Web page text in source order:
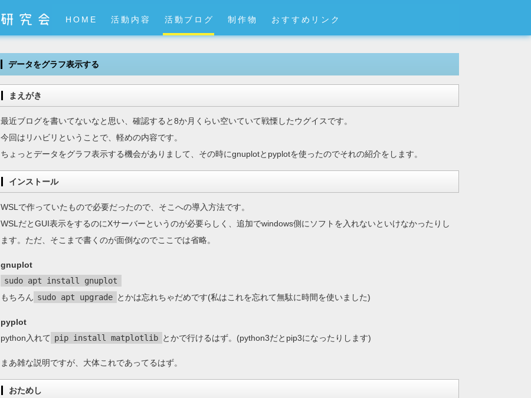
HOME 活動内容 活動ブログ 制作物 おすすめリンク
データをグラフ表示する
まえがき
最近ブログを書いてないなと思い、確認すると8か月くらい空いていて戦慄したウグイスです。
今回はリハビリということで、軽めの内容です。
ちょっとデータをグラフ表示する機会がありまして、その時にgnuplotとpyplotを使ったのでそれの紹介をします。
インストール
WSLで作っていたもので必要だったので、そこへの導入方法です。
WSLだとGUI表示をするのにXサーバーというのが必要らしく、追加でwindows側にソフトを入れないといけなかったりし
ます。ただ、そこまで書くのが面倒なのでここでは省略。
gnuplot
sudo apt install gnuplot
もちろん sudo apt upgrade とかは忘れちゃだめです(私はこれを忘れて無駄に時間を使いました)
pyplot
python入れて pip install matplotlib とかで行けるはず。(python3だとpip3になったりします)
まあ雑な説明ですが、大体これであってるはず。
おためし